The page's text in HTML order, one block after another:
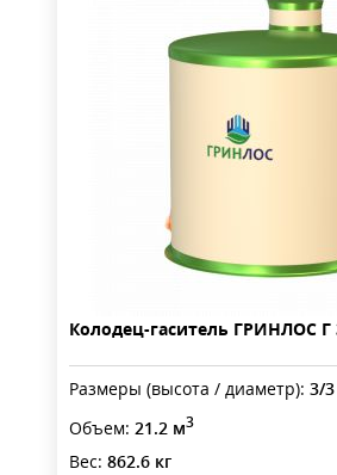
Колодец-гаситель ГРИНЛОС Г
Размеры (высота / диаметр): 3/
Объем: 21.2 м3
Вес: 862.6 кг